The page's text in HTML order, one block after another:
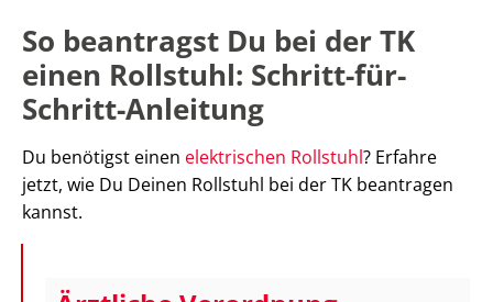
So beantragst Du bei der TK
einen Rollstuhl: Schritt-für-
Schritt-Anleitung
Du benötigst einen elektrischen Rollstuhl? Erfahre
jetzt, wie Du Deinen Rollstuhl bei der TK beantragen
kannst.